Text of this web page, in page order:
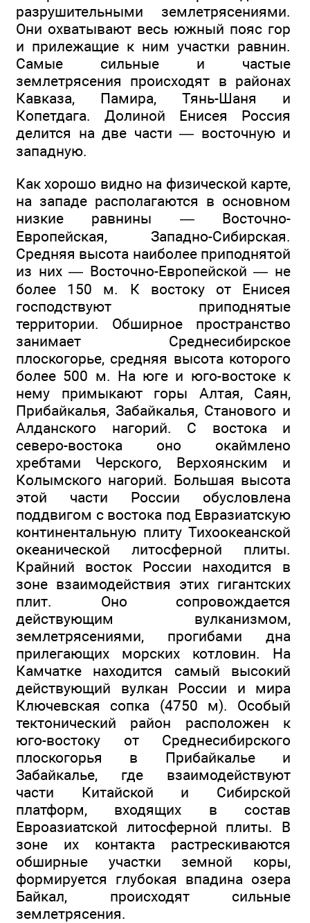
разрушительными землетрясениями.
Они охватывают весь южный пояс гор
и прилежащие к ним участки равнин.
Самые сильные и частые
землетрясения происходят в районах
Кавказа, Памира, Тянь-Шаня и
Копетдага. Долиной Енисея Россия
делится на две части — восточную и
западную.
Как хорошо видно на физической карте,
на западе располагаются в основном
низкие равнины — Восточно-
Европейская, Западно-Сибирская.
Средняя высота наиболее приподнятой
из них — Восточно-Европейской — не
более 150 м. К востоку от Енисея
господствуют приподнятые
территории. Обширное пространство
занимает Среднесибирское
плоскогорье, средняя высота которого
более 500 м. На юге и юго-востоке к
нему примыкают горы Алтая, Саян,
Прибайкалья, Забайкалья, Станового и
Алданского нагорий. С востока и
северо-востока оно окаймлено
хребтами Черского, Верхоянским и
Колымского нагорий. Большая высота
этой части России обусловлена
поддвигом с востока под Евразиатскую
континентальную плиту Тихоокеанской
океанической литосферной плиты.
Крайний восток России находится в
зоне взаимодействия этих гигантских
плит. Оно сопровождается
действующим вулканизмом,
землетрясениями, прогибами дна
прилегающих морских котловин. На
Камчатке находится самый высокий
действующий вулкан России и мира
Ключевская сопка (4750 м). Особый
тектонический район расположен к
юго-востоку от Среднесибирского
плоскогорья в Прибайкалье и
Забайкалье, где взаимодействуют
части Китайской и Сибирской
платформ, входящих в состав
Евроазиатской литосферной плиты. В
зоне их контакта растрескиваются
обширные участки земной коры,
формируется глубокая впадина озера
Байкал, происходят сильные
землетрясения.